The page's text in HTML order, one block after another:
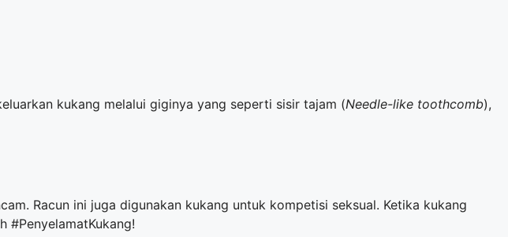
kukang melalui giginya yang seperti sisir tajam (Needle-like toothcomb),
Racun ini juga digunakan kukang untuk kompetisi seksual. Ketika kukang
#PenyelamatKukang!